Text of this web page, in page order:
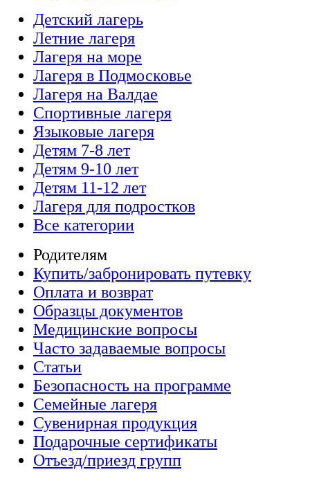
Детский лагерь
Летние лагеря
Лагеря на море
Лагеря в Подмосковье
Лагеря на Валдае
Спортивные лагеря
Языковые лагеря
Детям 7-8 лет
Детям 9-10 лет
Детям 11-12 лет
Лагеря для подростков
Все категории
Родителям
Купить/забронировать путевку
Оплата и возврат
Образцы документов
Медицинские вопросы
Часто задаваемые вопросы
Статьи
Безопасность на программе
Семейные лагеря
Сувенирная продукция
Подарочные сертификаты
Отъезд/приезд групп